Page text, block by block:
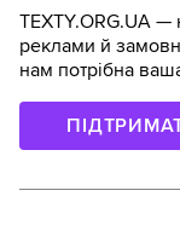
TEXTY.ORG.UA —
реклами й
нам потрібна